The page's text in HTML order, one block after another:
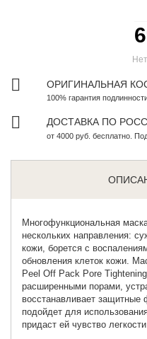
ОРИГИНАЛЬНАЯ
100% гарантия
ДОСТАВКА ПО
от 4000 руб. бесплатно.
Многофункциональная
нескольких направления:
кожи, борется с
обновления клеток кожи.
Peel Off Pack Pore Tightening
расширенными порами,
восстанавливает защитные
подойдет для
придаст ей чувство